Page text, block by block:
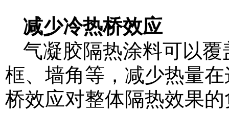
减少冷热桥效应
气凝胶隔热涂料可以
框、墙角等，减少热量
桥效应对整体隔热效果